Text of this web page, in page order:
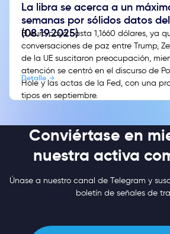
La libra se acerca a un
semanas por sólidos datos
(08.19.2025)
El euro cayó hasta 1,1660 dólares, ya
conversaciones de paz entre Trump,
de la UE suscitaron preocupación,
atención se centró en el discurso de
Hole y las actas de la Fed, con una
tipos en septiembre.
Detalle
Conviértase en
nuestra activa
Únase a nuestro canal de Telegram y
boletín de señales de